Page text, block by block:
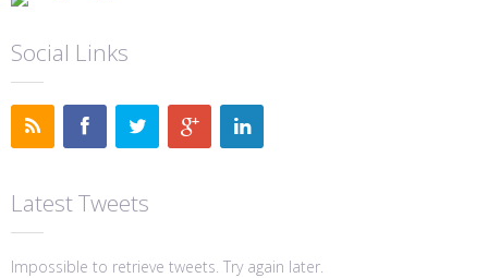
Social Links
Latest Tweets
Impossible to retrieve tweets. Try again later.